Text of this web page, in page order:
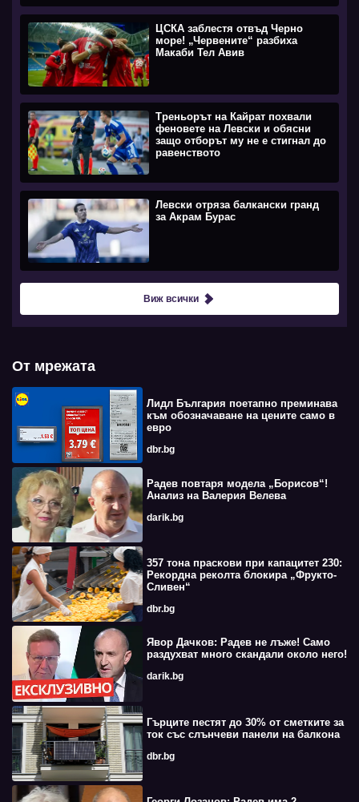
ЦСКА заблестя отвъд Черно
море! „Червените“ разбиха
Макаби Тел Авив
Треньорът на Кайрат похвали
феновете на Левски и обясни
защо отборът му не е стигнал до
равенството
Левски отряза балкански гранд
за Акрам Бурас
Виж всички
От мрежата
Лидл България поетапно преминава
към обозначаване на цените само в
евро
dbr.bg
Радев повтаря модела „Борисов“!
Анализ на Валерия Велева
darik.bg
357 тона праскови при капацитет 230:
Рекордна реколта блокира „Фрукто-
Сливен“
dbr.bg
Явор Дачков: Радев не лъже! Само
раздухват много скандали около него!
darik.bg
Гърците пестят до 30% от сметките за
ток със слънчеви панели на балкона
dbr.bg